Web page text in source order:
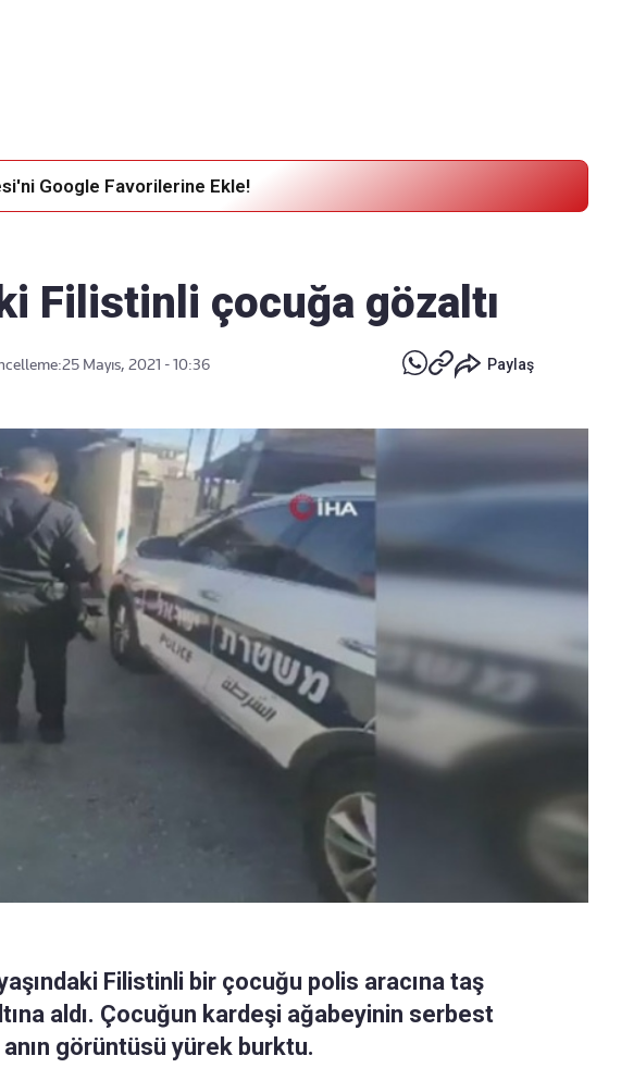
Google Favorilerine Ekle!
Filistinli çocuğa gözaltı
25 Mayıs, 2021 - 10:36 Paylaş
Filistinli bir çocuğu polis aracına taş
aldı. Çocuğun kardeşi ağabeyinin serbest
anın görüntüsü yürek burktu.